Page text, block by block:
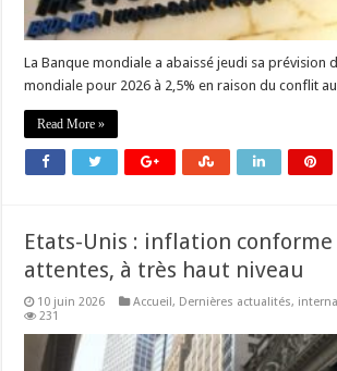
La Banque mondiale a abaissé jeudi sa prévision
mondiale pour 2026 à 2,5% en raison du conflit
Read More »
Etats-Unis : inflation
attentes, à très haut niveau
10 juin 2026 Accueil, Dernières actualités,
231